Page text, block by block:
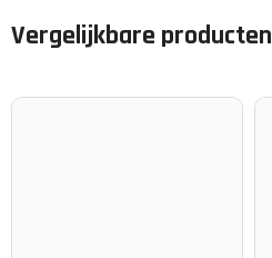
Vergelijkbare producten